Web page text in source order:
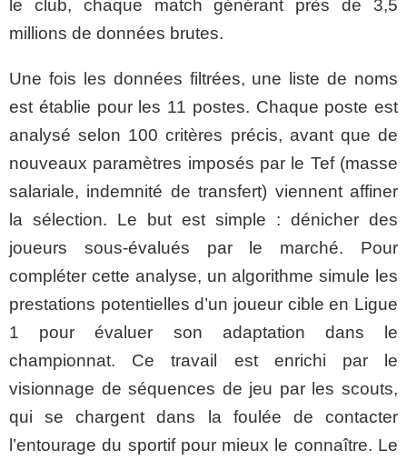
le club, chaque match générant près de 3,5
millions de données brutes.
Une fois les données filtrées, une liste de noms
est établie pour les 11 postes. Chaque poste est
analysé selon 100 critères précis, avant que de
nouveaux paramètres imposés par le Tef (masse
salariale, indemnité de transfert) viennent affiner
la sélection. Le but est simple : dénicher des
joueurs sous-évalués par le marché. Pour
compléter cette analyse, un algorithme simule les
prestations potentielles d’un joueur cible en Ligue
1 pour évaluer son adaptation dans le
championnat. Ce travail est enrichi par le
visionnage de séquences de jeu par les scouts,
qui se chargent dans la foulée de contacter
l’entourage du sportif pour mieux le connaître. Le